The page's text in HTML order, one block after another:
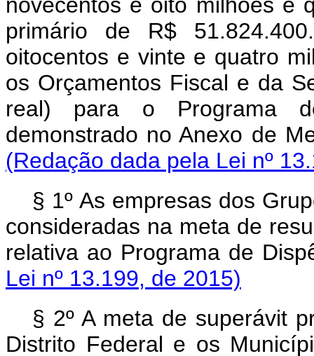
primário de R$
oitocentos e vinte e quatro
os Orçamentos Fiscal e da
real) para o Programa
demonstrado no Anexo de
(Redação dada pela Lei nº
§ 1º As empresas dos
consideradas na meta de
relativa ao Programa de
Lei nº 13.199, de 2015)
§ 2º A meta de superávit
Distrito Federal e os